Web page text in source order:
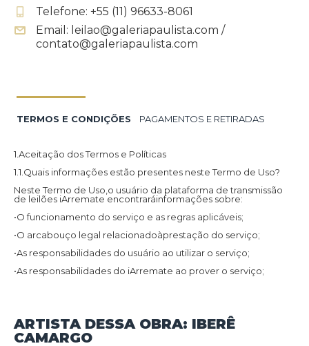
Telefone: +55 (11) 96633-8061
Email: leilao@galeriapaulista.com /
contato@galeriapaulista.com
TERMOS E CONDIÇÕES PAGAMENTOS E RETIRADAS
1.Aceitação dos Termos e Políticas
1.1.Quais informações estão presentes neste Termo de Uso?
Neste Termo de Uso,o usuário da plataforma de transmissão
de leilões iArremate encontraráinformações sobre:
•O funcionamento do serviço e as regras aplicáveis;
•O arcabouço legal relacionadoàprestação do serviço;
•As responsabilidades do usuário ao utilizar o serviço;
•As responsabilidades do iArremate ao prover o serviço;
•O foro responsável por eventuais reclamações caso questões
deste Termo de Uso tenham sido violadas.
Além disso,na Política de Privacidade,o usuário da plataforma
ARTISTA DESSA OBRA: IBERÊ
CAMARGO